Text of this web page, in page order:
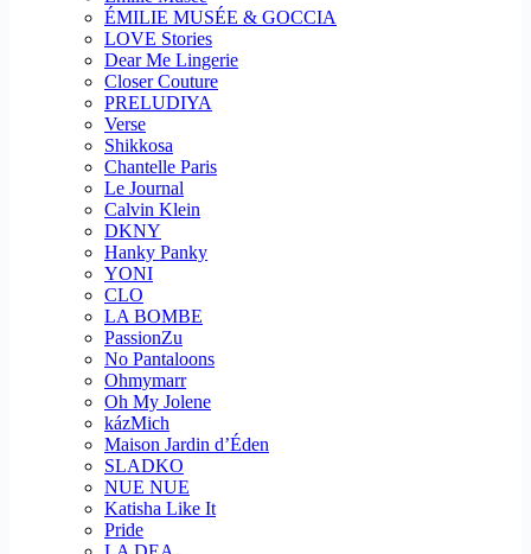
ÉMILIE MUSÉE & GOCCIA
LOVE Stories
Dear Me Lingerie
Closer Couture
PRELUDIYA
Verse
Shikkosa
Chantelle Paris
Le Journal
Calvin Klein
DKNY
Hanky Panky
YONI
CLO
LA BOMBE
PassionZu
No Pantaloons
Ohmymarr
Oh My Jolene
kázMich
Maison Jardin d’Éden
SLADKO
NUE NUE
Katisha Like It
Pride